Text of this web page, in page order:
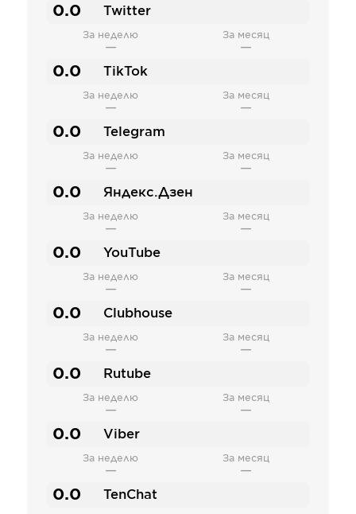
0.0 Twitter
За неделю
—
За месяц
—
0.0 TikTok
За неделю
—
За месяц
—
0.0 Telegram
За неделю
—
За месяц
—
0.0 Яндекс.Дзен
За неделю
—
За месяц
—
0.0 YouTube
За неделю
—
За месяц
—
0.0 Clubhouse
За неделю
—
За месяц
—
0.0 Rutube
За неделю
—
За месяц
—
0.0 Viber
За неделю
—
За месяц
—
0.0 TenChat